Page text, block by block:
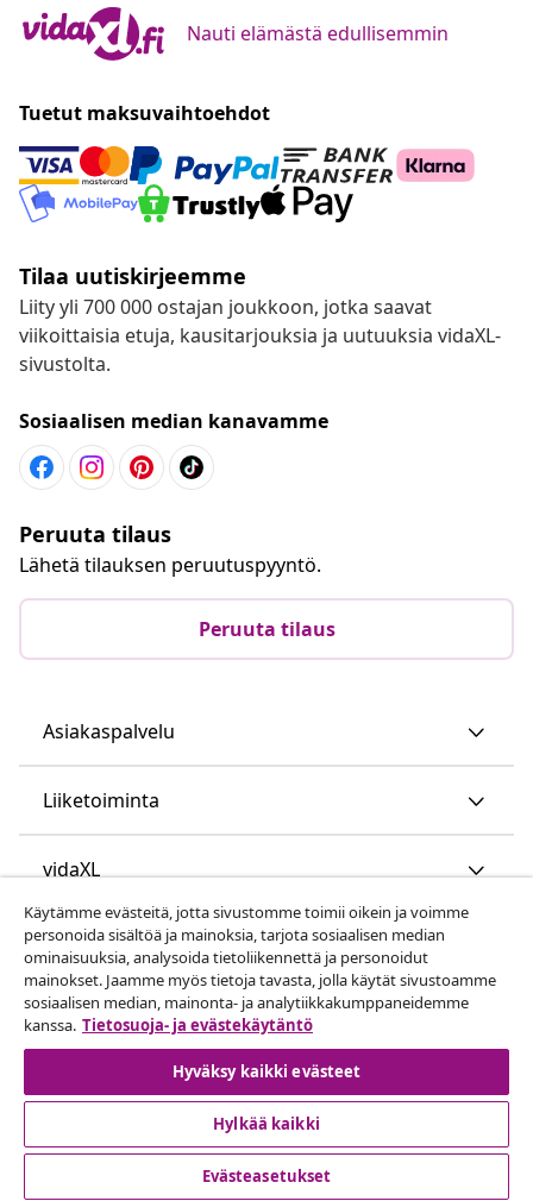
Nauti elämästä edullisemmin
Tuetut maksuvaihtoehdot
Tilaa uutiskirjeemme
Liity yli 700 000 ostajan joukkoon, jotka saavat
viikoittaisia etuja, kausitarjouksia ja uutuuksia vidaXL-
sivustolta.
Sosiaalisen median kanavamme
Peruuta tilaus
Lähetä tilauksen peruutuspyyntö.
Peruuta tilaus
Asiakaspalvelu
Liiketoiminta
vidaXL
Löydä lisää
© 2008-2026 vidaXL www.vidaxl.fi on vidaXL Marketplace
Europe B.V. yrityksen verkkosivu
Käytämme evästeitä, jotta sivustomme toimii oikein ja voimme
personoida sisältöä ja mainoksia, tarjota sosiaalisen median
ominaisuuksia, analysoida tietoliikennettä ja personoidut
mainokset. Jaamme myös tietoja tavasta, jolla käytät sivustoamme
sosiaalisen median, mainonta- ja analytiikkakumppaneidemme
kanssa. Tietosuoja- ja evästekäytäntö
Hyväksy kaikki evästeet
Hylkää kaikki
Evästeasetukset